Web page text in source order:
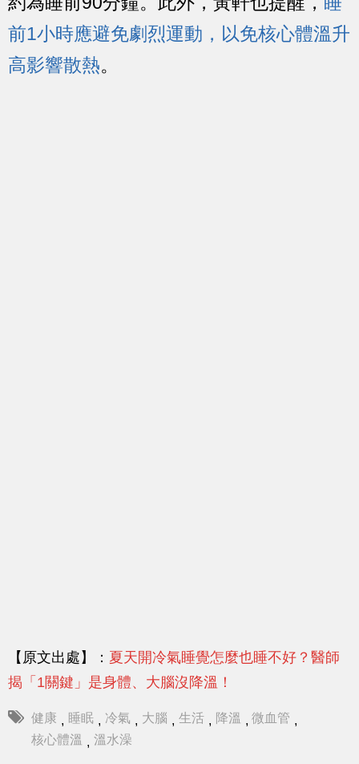
前1小時應避免劇烈運動，以免核心體溫升
高影響散熱。
【原文出處】： 夏天開冷氣睡覺怎麼也睡不好？醫師
揭「1關鍵」是身體、大腦沒降溫！
健康 , 睡眠 , 冷氣 , 大腦 , 生活 , 降溫 , 微血管 ,
核心體溫 , 溫水澡